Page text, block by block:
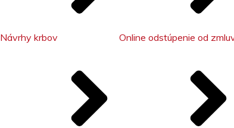
Návrhy krbov Online odstúpenie od